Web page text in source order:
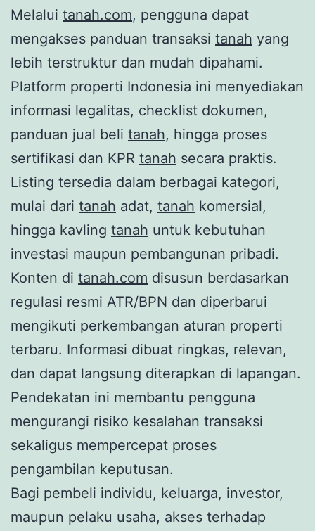
Melalui tanah.com, pengguna dapat
mengakses panduan transaksi tanah yang
lebih terstruktur dan mudah dipahami.
Platform properti Indonesia ini menyediakan
informasi legalitas, checklist dokumen,
panduan jual beli tanah, hingga proses
sertifikasi dan KPR tanah secara praktis.
Listing tersedia dalam berbagai kategori,
mulai dari tanah adat, tanah komersial,
hingga kavling tanah untuk kebutuhan
investasi maupun pembangunan pribadi.
Konten di tanah.com disusun berdasarkan
regulasi resmi ATR/BPN dan diperbarui
mengikuti perkembangan aturan properti
terbaru. Informasi dibuat ringkas, relevan,
dan dapat langsung diterapkan di lapangan.
Pendekatan ini membantu pengguna
mengurangi risiko kesalahan transaksi
sekaligus mempercepat proses
pengambilan keputusan.
Bagi pembeli individu, keluarga, investor,
maupun pelaku usaha, akses terhadap